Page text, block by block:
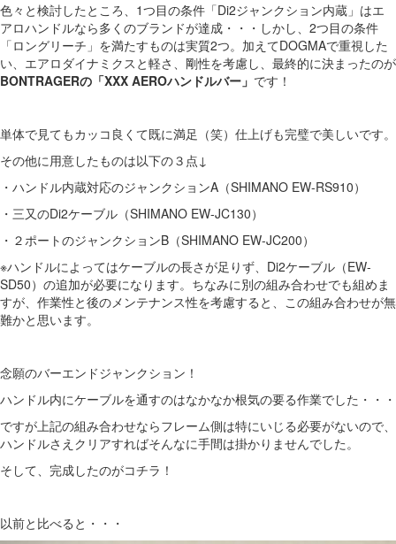
色々と検討したところ、1つ目の条件「Di2ジャンクション内蔵」はエ
アロハンドルなら多くのブランドが達成・・・しかし、2つ目の条件
「ロングリーチ」を満たすものは実質2つ。加えてDOGMAで重視した
い、エアロダイナミクスと軽さ、剛性を考慮し、最終的に決まったのが
BONTRAGERの「XXX AEROハンドルバー」 です！
単体で見てもカッコ良くて既に満足（笑）仕上げも完璧で美しいです。
その他に用意したものは以下の３点↓
・ハンドル内蔵対応のジャンクションA（SHIMANO EW-RS910）
・三又のDi2ケーブル（SHIMANO EW-JC130）
・２ポートのジャンクションB（SHIMANO EW-JC200）
※ハンドルによってはケーブルの長さが足りず、Di2ケーブル（EW-
SD50）の追加が必要になります。ちなみに別の組み合わせでも組めま
すが、作業性と後のメンテナンス性を考慮すると、この組み合わせが無
難かと思います。
念願のバーエンドジャンクション！
ハンドル内にケーブルを通すのはなかなか根気の要る作業でした・・・
ですが上記の組み合わせならフレーム側は特にいじる必要がないので、
ハンドルさえクリアすればそんなに手間は掛かりませんでした。
そして、完成したのがコチラ！
以前と比べると・・・